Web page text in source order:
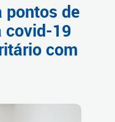
pontos de
covid-19
com